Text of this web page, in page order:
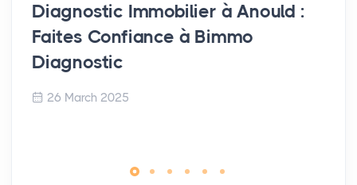
Diagnostic Immobilier à Anould :
Faites Confiance à Bimmo
Diagnostic
26 March 2025